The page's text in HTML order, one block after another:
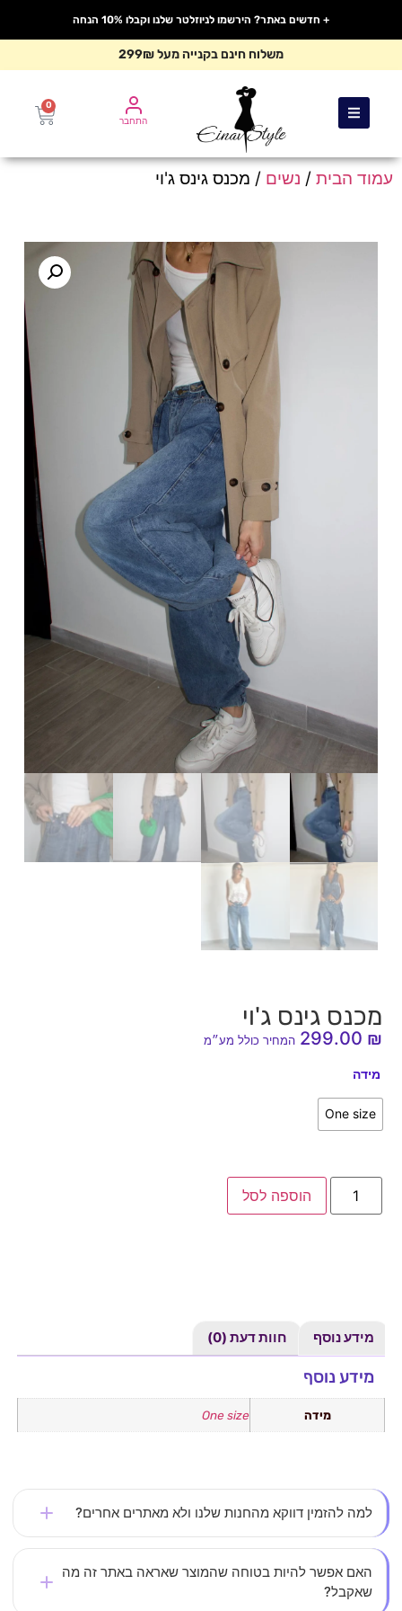
+ חדשים באתר? הירשמו לניוזלטר שלנו וקבלו 10% הנחה
משלוח חינם בקנייה מעל 299₪
0
התחבר
עמוד הבית / נשים / מכנס גינס ג'וי
מכנס גינס ג'וי
299.00 ₪ המחיר כולל מע״מ
מידה
One size
הוספה לסל
מידע נוסף חוות דעת (0)
מידע נוסף
מידה One size
למה להזמין דווקא מהחנות שלנו ולא מאתרים אחרים?
אצלנו את לא עוד מספר – כל לקוחה חשובה לנו. אנחנו
משקיעים בבחירת בגדים איכותיים, מחמיאים ונוחים
האם אפשר להיות בטוחה שהמוצר שאראה באתר זה מה
שאקבל?